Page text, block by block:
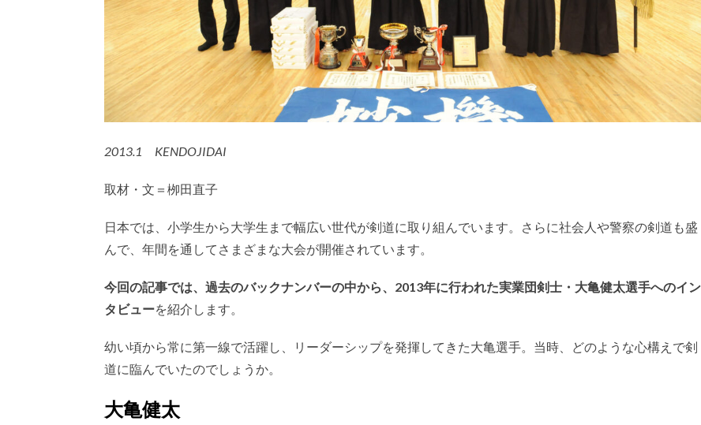
2013.1 KENDOJIDAI
取材・文＝栁田直子
日本では、小学生から大学生まで幅広い世代が剣道に取り組んでいます。さらに社会人や警察の剣道も盛
んで、年間を通してさまざまな大会が開催されています。
今回の記事では、過去のバックナンバーの中から、2013年に行われた実業団剣士・大亀健太選手へのイン
タビューを紹介します。
幼い頃から常に第一線で活躍し、リーダーシップを発揮してきた大亀選手。当時、どのような心構えで剣
道に臨んでいたのでしょうか。
大亀健太